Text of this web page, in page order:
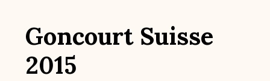
Goncourt Suisse
2015